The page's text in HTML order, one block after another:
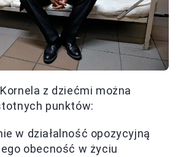
z dziećmi można
punktów:
w działalność opozycyjną
obecność w życiu